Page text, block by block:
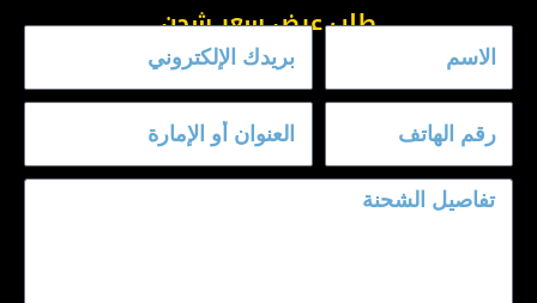
e
b
k
t
t
e
r
u
b
e
طلب عرض سعر شحن